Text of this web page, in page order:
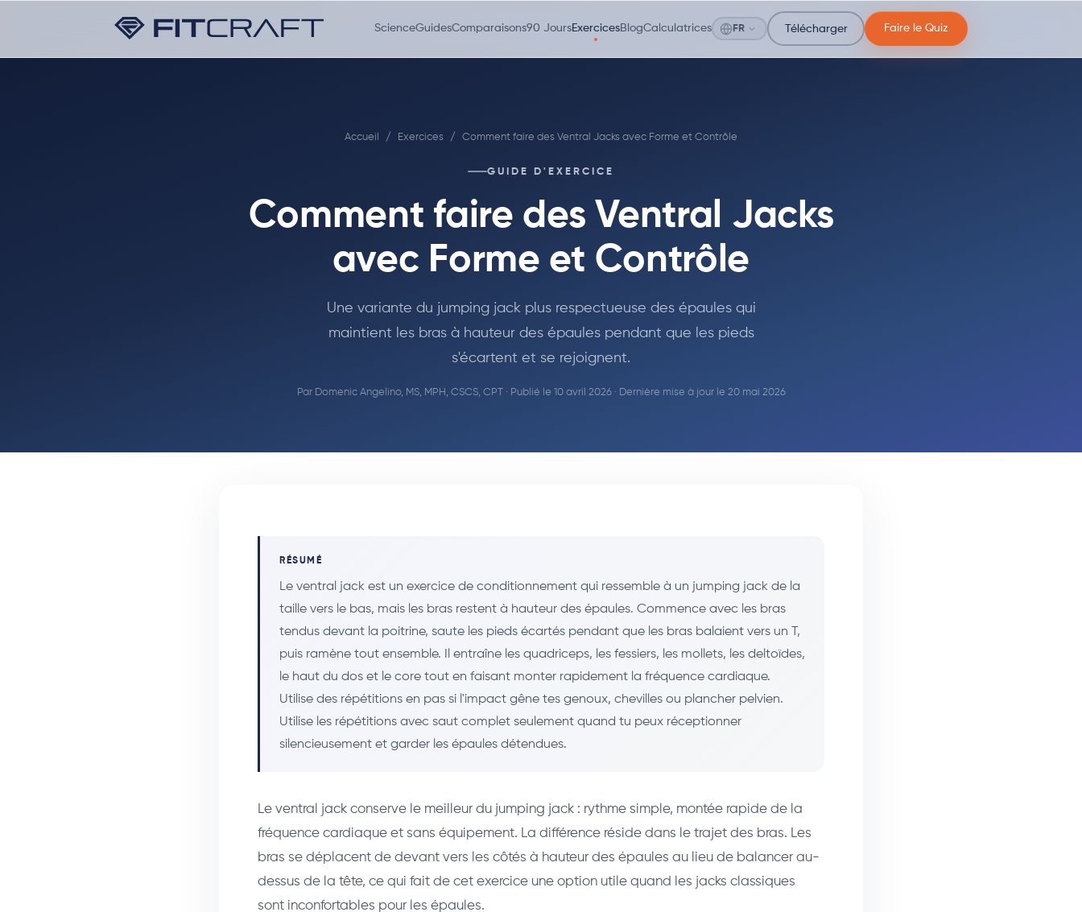
ScienceGuidesComparaisons90 JoursExercicesBlogCalculatrices FR Télécharger Faire le Quiz
Accueil / Exercices / Comment faire des Ventral Jacks avec Forme et Contrôle
GUIDE D'EXERCICE
Comment faire des Ventral Jacks
avec Forme et Contrôle
Une variante du jumping jack plus respectueuse des épaules qui
maintient les bras à hauteur des épaules pendant que les pieds
s'écartent et se rejoignent.
Par Domenic Angelino, MS, MPH, CSCS, CPT· Publié le 10 avril 2026 · Dernière mise à jour le 20 mai 2026
RÉSUMÉ
Le ventral jack est un exercice de conditionnement qui ressemble à un jumping jack de la
taille vers le bas, mais les bras restent à hauteur des épaules. Commence avec les bras
tendus devant la poitrine, saute les pieds écartés pendant que les bras balaient vers un T,
puis ramène tout ensemble. Il entraîne les quadriceps, les fessiers, les mollets, les deltoïdes,
le haut du dos et le core tout en faisant monter rapidement la fréquence cardiaque.
Utilise des répétitions en pas si l'impact gêne tes genoux, chevilles ou plancher pelvien.
Utilise les répétitions avec saut complet seulement quand tu peux réceptionner
silencieusement et garder les épaules détendues.
Le ventral jack conserve le meilleur du jumping jack : rythme simple, montée rapide de la
fréquence cardiaque et sans équipement. La différence réside dans le trajet des bras. Les
bras se déplacent de devant vers les côtés à hauteur des épaules au lieu de balancer au-
dessus de la tête, ce qui fait de cet exercice une option utile quand les jacks classiques
sont inconfortables pour les épaules.